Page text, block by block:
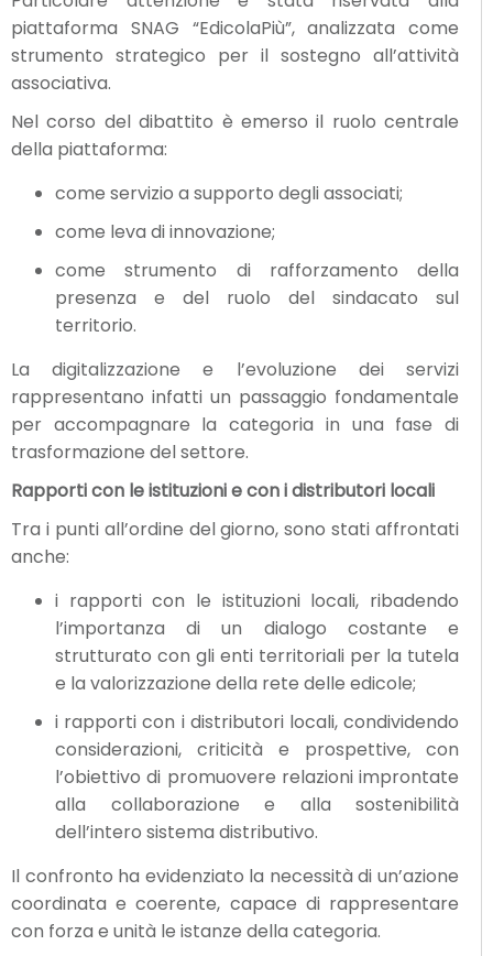
piattaforma SNAG “EdicolaPiù”, analizzata come
strumento strategico per il sostegno all’attività
associativa.
Nel corso del dibattito è emerso il ruolo centrale
della piattaforma:
come servizio a supporto degli associati;
come leva di innovazione;
come strumento di rafforzamento della
presenza e del ruolo del sindacato sul
territorio.
La digitalizzazione e l’evoluzione dei servizi
rappresentano infatti un passaggio fondamentale
per accompagnare la categoria in una fase di
trasformazione del settore.
Rapporti con le istituzioni e con i distributori locali
Tra i punti all’ordine del giorno, sono stati affrontati
anche:
i rapporti con le istituzioni locali, ribadendo
l’importanza di un dialogo costante e
strutturato con gli enti territoriali per la tutela
e la valorizzazione della rete delle edicole;
i rapporti con i distributori locali, condividendo
considerazioni, criticità e prospettive, con
l’obiettivo di promuovere relazioni improntate
alla collaborazione e alla sostenibilità
dell’intero sistema distributivo.
Il confronto ha evidenziato la necessità di un’azione
coordinata e coerente, capace di rappresentare
con forza e unità le istanze della categoria.